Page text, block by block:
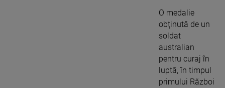
O medalie
obţinută de un
soldat
australian
pentru curaj în
luptă, în timpul
primului Război